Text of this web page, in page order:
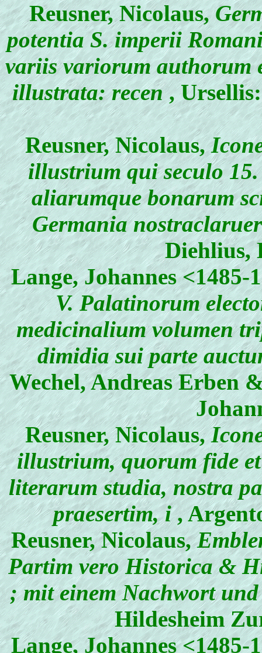
Reusner, Nicolaus,
potentia S. imperii
variis variorum authorum
illustrata: recen,
Reusner, Nicolaus,
illustrium qui seculo
aliarumque bonarum
Germania
Diehlius,
Lange, Johannes<1485-
V. Palatinorum
medicinalium volumen
dimidia sui parte
Wechel, Andreas Erben
Reusner, Nicolaus,
illustrium, quorum fide
literarum studia, nostra
praesertim, i,
Reusner, Nicolaus,
Partim vero Historica &
; mit einem Nachwort
Hildesheim
Lange, Johannes<1485-